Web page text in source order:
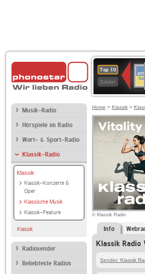
Top 10
Zuletzt
Musik-Radio
Hörspiele im Radio
Wort- & Sport-Radio
Klassik-Radio
Klassik
Klassik-Konzerte &
Oper
Klassische Musik
Klassik-Feature
Klassik
Radiosender
Beliebteste Radios
Home > Klassik >
© Klassik Radio
Info
Klassik
Sender: Klassik